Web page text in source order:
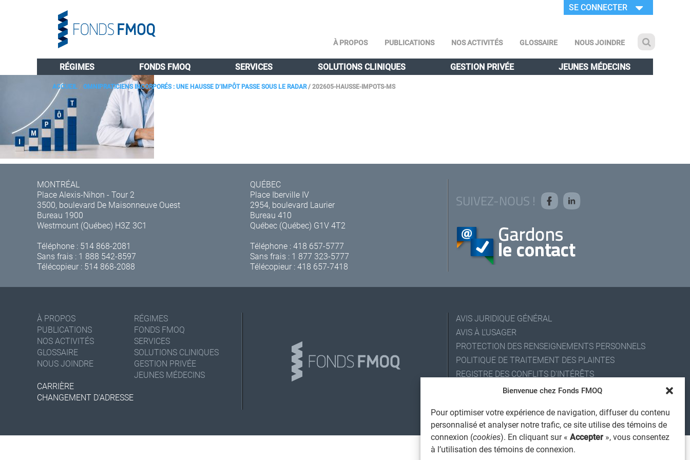
Bienvenue chez Fonds FMOQ
Pour optimiser votre expérience de navigation, diffuser du contenu
personnalisé et analyser notre trafic, ce site utilise des témoins de
connexion (cookies). En cliquant sur « Accepter », vous consentez
à l’utilisation des témoins de connexion.
SE CONNECTER
À PROPOS PUBLICATIONS NOS ACTIVITÉS GLOSSAIRE NOUS JOINDRE
RÉGIMES FONDS FMOQ SERVICES SOLUTIONS CLINIQUES GESTION PRIVÉE JEUNES MÉDECINS
ACCUEIL OMNIPRATICIENS INCORPORÉS : UNE HAUSSE D’IMPÔT PASSE SOUS LE RADAR/202605-HAUSSE-IMPOTS-MS
MONTRÉAL
Place Alexis-Nihon - Tour 2
3500, boulevard De Maisonneuve Ouest
Bureau 1900
Westmount (Québec) H3Z 3C1
Téléphone : 514 868-2081
Sans frais : 1 888 542-8597
Télécopieur : 514 868-2088
QUÉBEC
Place Iberville IV
2954, boulevard Laurier
Bureau 410
Québec (Québec) G1V 4T2
Téléphone :418 657-5777
Sans frais : 1 877 323-5777
Télécopieur : 418 657-7418
SUIVEZ-NOUS !
À PROPOS
PUBLICATIONS
NOS ACTIVITÉS
GLOSSAIRE
NOUS JOINDRE
RÉGIMES
FONDS FMOQ
SERVICES
SOLUTIONS CLINIQUES
GESTION PRIVÉE
JEUNES MÉDECINS
CARRIÈRE
CHANGEMENT D'ADRESSE
AVIS JURIDIQUE GÉNÉRAL
AVIS À L'USAGER
PROTECTION DES RENSEIGNEMENTS PERSONNELS
POLITIQUE DE TRAITEMENT DES PLAINTES
REGISTRE DES CONFLITS D'INTÉRÊTS
LIENS UTILES
© 2026 Société de services financiers Fonds FMOQ inc.
Tous droits réservés.